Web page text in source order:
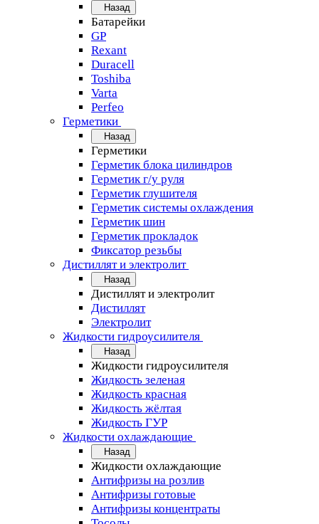
Назад
Батарейки
GP
Rexant
Duracell
Toshiba
Varta
Perfeo
Герметики
Назад
Герметики
Герметик блока цилиндров
Герметик г/у руля
Герметик глушителя
Герметик системы охлаждения
Герметик шин
Герметик прокладок
Фиксатор резьбы
Дистиллят и электролит
Назад
Дистиллят и электролит
Дистиллят
Электролит
Жидкости гидроусилителя
Назад
Жидкости гидроусилителя
Жидкость зеленая
Жидкость красная
Жидкость жёлтая
Жидкость ГУР
Жидкости охлаждающие
Назад
Жидкости охлаждающие
Антифризы на розлив
Антифризы готовые
Антифризы концентраты